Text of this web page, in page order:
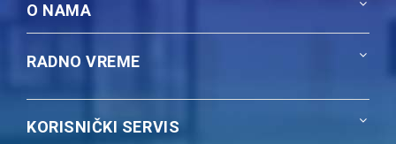
O NAMA
RADNO VREME
KORISNIČKI SERVIS